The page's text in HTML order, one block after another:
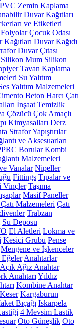
PVC Zemin Kaplama
Duvar Kağıtları
ve Etiketleri
Folyolar Çocuk Odası
Kağıtları Duvar Kağıdı
Duvar Çıtası
Silikon Mum Silikon
Tavan Kaplama
Su Yalıtım
Yalıtım Malzemeleri
Beton Harcı Çatı
İnşaat Temizlik
Çözücü Çok Amaçlı
Kimyasalları Derz
Strafor Yapıştırılar
ve Aksesuarları
Borular Kombi
Malzemeleri
Vanalar Nipeller
Fittings Tıpalar ve
Vinçler Taşıma
Masif Paneller
Malzemeleri Çatı
Trabzan
Su Deposu
El Aletleri Lokma ve
Kesici Grubu Pense
Mengene ve İşkenceler
Eğeler Anahtarlar
Açık Ağız Anahtar
Anahtarı Yıldız
Kombine Anahtar
Keser Kargaburun
Bıçağı Iskarpela
4 Mevsim Lastik
Oto Güneşlik Oto